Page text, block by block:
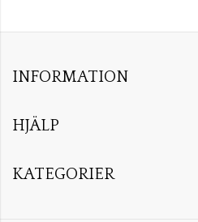
INFORMATION
HJÄLP
KATEGORIER